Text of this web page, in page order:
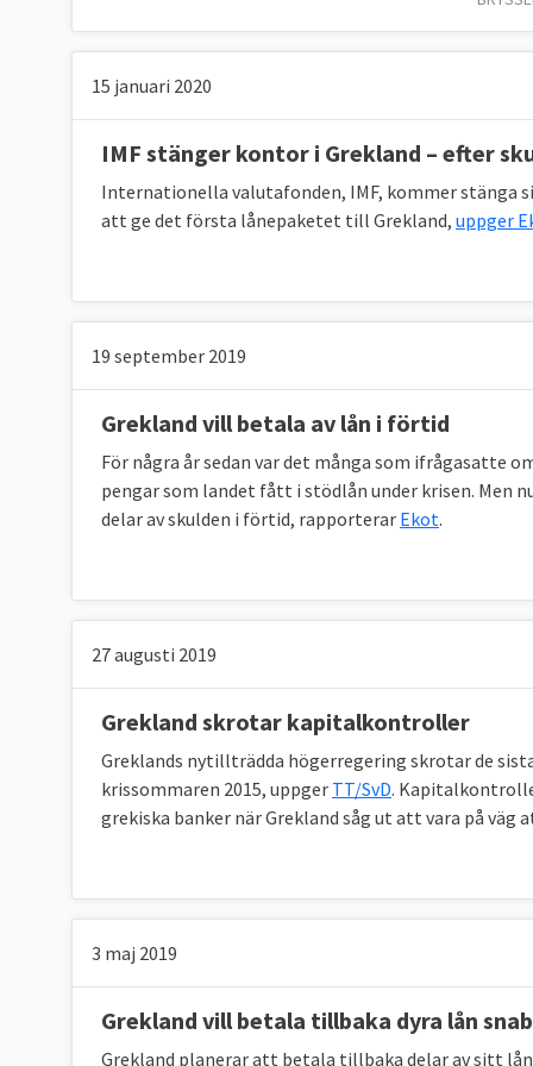
4. Vilka krisdrabbade EU-länder har fått
Det gäller Cypern, Grekland, Irland, Lettland,
fått nästan 650 miljarder euro, över sex
Land Beslut Lån
Ungern
okt 2008
Lettland
dec 2008 7,5
4,5
Grekland
maj 2010 110
72,9
Irland
Portugal
maj 2011 78
Grekland
mars 2012 130
Spanien
juli 2012 100
41,3
Grekland
aug 2015 86
61,9
15 januari 2020
IMF stänger kontor i Grekland – efter
Internationella valutafonden, IMF, kommer stänga
att ge det första lånepaketet till Grekland, uppger
19 september 2019
Grekland vill betala av lån i förtid
För några år sedan var det många som ifrågasatte
pengar som landet fått i stödlån under krisen. Men
delar av skulden i förtid, rapporterar Ekot.
27 augusti 2019
Grekland skrotar kapitalkontroller
Greklands nytillträdda högerregering skrotar de
krissommaren 2015, uppger TT/SvD.
grekiska banker när Grekland såg ut att vara på väg
3 maj 2019
Grekland vill betala tillbaka dyra lån
Grekland planerar att betala tillbaka delar av sitt